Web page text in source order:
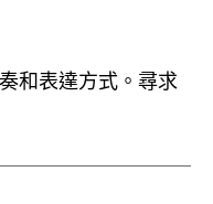
和表達方式。尋求